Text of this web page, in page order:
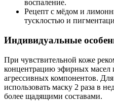
воспаление.
Рецепт с мёдом и
тусклостью и
Индивидуальные
При чувствительной коже
концентрацию эфирных масел
агрессивных компонентов.
использовать маску 2 раза в
более щадящими составами.